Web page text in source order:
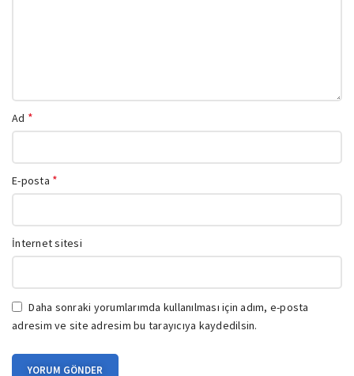
Ad *
E-posta *
İnternet sitesi
Daha sonraki yorumlarımda kullanılması için adım, e-posta
adresim ve site adresim bu tarayıcıya kaydedilsin.